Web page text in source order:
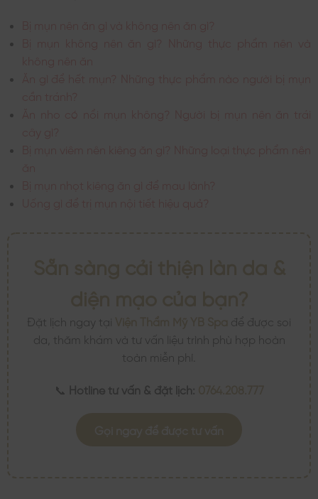
Đặt lịch ngay tại
để được soi
da, thăm khám và tư vấn liệu trình phù hợp hoàn
toàn miễn phí.
📞 Hotline tư vấn & đặt lịch: